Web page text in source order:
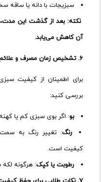
سبزیجات با دانه یا ساقه سخت
نکته: بعد از گذشت این
آن کاهش می‌یابد.
۶. تشخیص زمان مصرف و
برای اطمینان از کیفیت
بررسی کنید:
بو: اگر بوی سبزی کم یا
رنگ: تغییر رنگ به
کیفیت است.
رطوبت یا کپک: هرگونه